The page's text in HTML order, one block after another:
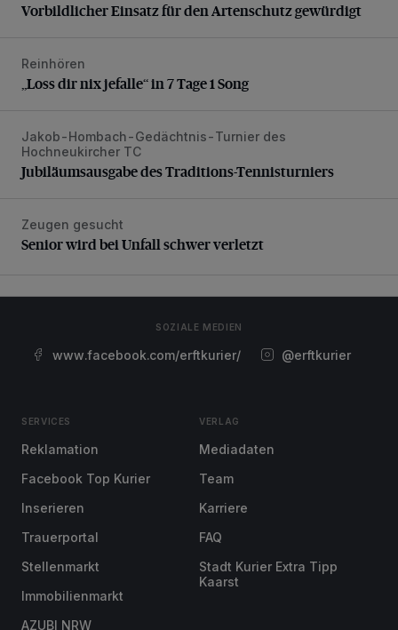
Vorbildlicher Einsatz für den Artenschutz gewürdigt
„Loss dir nix jefalle“ in 7 Tage 1 Song
Reinhören
„Loss dir nix jefalle“ in 7 Tage 1 Song
Jubiläumsausgabe des Traditions-Tennisturniers
Jakob-Hombach-Gedächtnis-Turnier des
Hochneukircher TC
Jubiläumsausgabe des Traditions-Tennisturniers
Senior wird bei Unfall schwer verletzt
Zeugen gesucht
Senior wird bei Unfall schwer verletzt
SOZIALE MEDIEN
www.facebook.com/erftkurier/ @erftkurier
SERVICES
Reklamation
Facebook Top Kurier
Inserieren
Trauerportal
Stellenmarkt
Immobilienmarkt
AZUBI NRW
VERLAG
Mediadaten
Team
Karriere
FAQ
Stadt Kurier Extra Tipp
Kaarst